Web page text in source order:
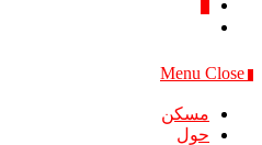
Menu Close
مسكن
حول